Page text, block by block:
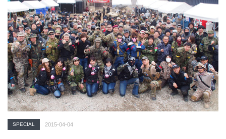
SPECIAL 2015-04-04